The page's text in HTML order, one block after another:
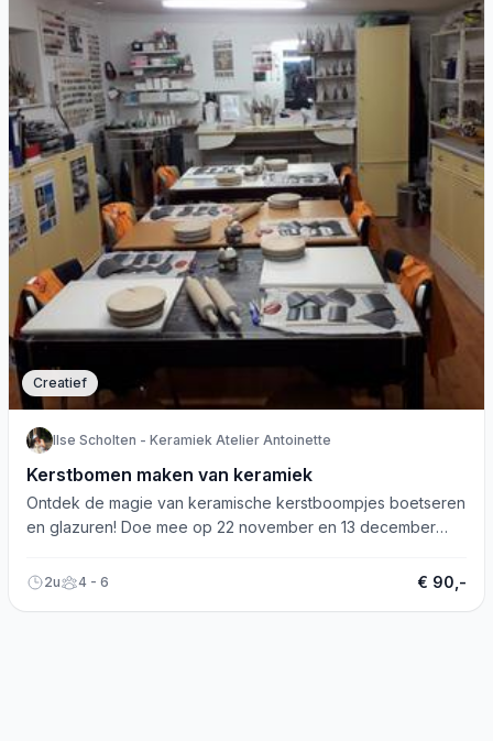
Creatief
Ilse Scholten - Keramiek Atelier Antoinette
Kerstbomen maken van keramiek
Ontdek de magie van keramische kerstboompjes boetseren
en glazuren! Doe mee op 22 november en 13 december
2u 4 - 6 € 90,-